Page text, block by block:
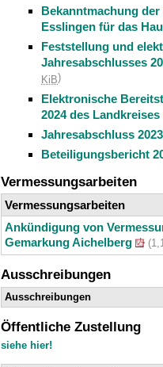
Bekanntmachung
Esslingen für das
Feststellung und
Jahresabschlusses
KiB)
Elektronische
2024 des
Jahresabschluss
Beteiligungsbericht
Vermessungsarbeiten
Vermessungsarbeiten
Ankündigung von
Gemarkung Aichelberg
Ausschreibungen
Ausschreibungen
Öffentliche Zustellung
siehe hier!